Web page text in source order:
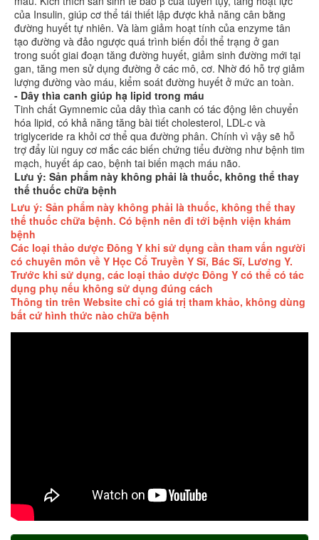
của Insulin, giúp cơ thể tái thiết lập được khả năng cân bằng
đường huyết tự nhiên. Và làm giảm hoạt tính của enzyme tân
tạo đường và đảo ngược quá trình biến đổi thể trạng ở gan
trong suốt giai đoạn tăng đường huyết, giảm sinh đường mới tại
gan, tăng men sử dụng đường ở các mô, cơ. Nhờ đó hỗ trợ giảm
lượng đường vào máu, kiểm soát đường huyết ở mức an toàn.
- Dây thìa canh giúp hạ lipid trong máu
Tinh chất Gymnemic của dây thìa canh có tác động lên chuyển
hóa lipid, có khả năng tăng bài tiết cholesterol, LDL-c và
triglyceride ra khỏi cơ thể qua đường phân. Chính vì vậy sẽ hỗ
trợ đẩy lùi nguy cơ mắc các biến chứng tiểu đường như bệnh tim
mạch, huyết áp cao, bệnh tai biến mạch máu não.
Lưu ý: Sản phẩm này không phải là thuốc, không thể thay
thế thuốc chữa bệnh
Lưu ý: Sản phẩm này không phải là thuốc, không thể thay
thế thuốc chữa bệnh. Có bệnh nên đi tới bệnh viện khám
bệnh
Các loại thảo dược Đông Y khi sử dụng cần tham vấn người
có chuyên môn về Y Học Cổ Truyền Y Sĩ, Bác Sĩ, Lương Y.
Trước khi sử dụng, các loại thảo dược Đông Y có thể có tác
dụng phụ nếu không sử dụng đúng cách
Thông tin trên Website chỉ có giá trị tham khảo, không dùng
bất cứ hình thức nào chữa bệnh